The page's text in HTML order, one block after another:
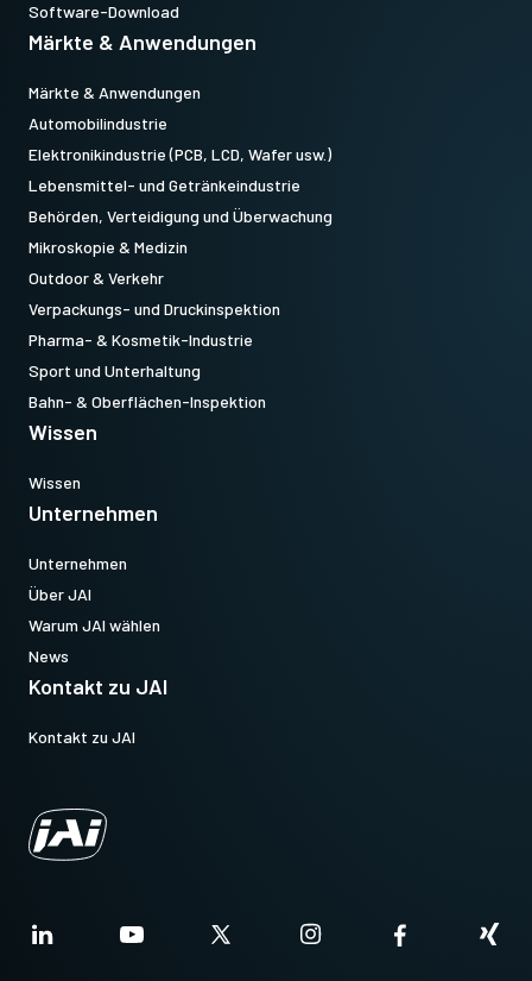
Software-Download
Märkte & Anwendungen
Märkte & Anwendungen
Automobilindustrie
Elektronikindustrie (PCB, LCD, Wafer usw.)
Lebensmittel- und Getränkeindustrie
Behörden, Verteidigung und Überwachung
Mikroskopie & Medizin
Outdoor & Verkehr
Verpackungs- und Druckinspektion
Pharma- & Kosmetik-Industrie
Sport und Unterhaltung
Bahn- & Oberflächen-Inspektion
Wissen
Wissen
Unternehmen
Unternehmen
Über JAI
Warum JAI wählen
News
Kontakt zu JAI
Kontakt zu JAI